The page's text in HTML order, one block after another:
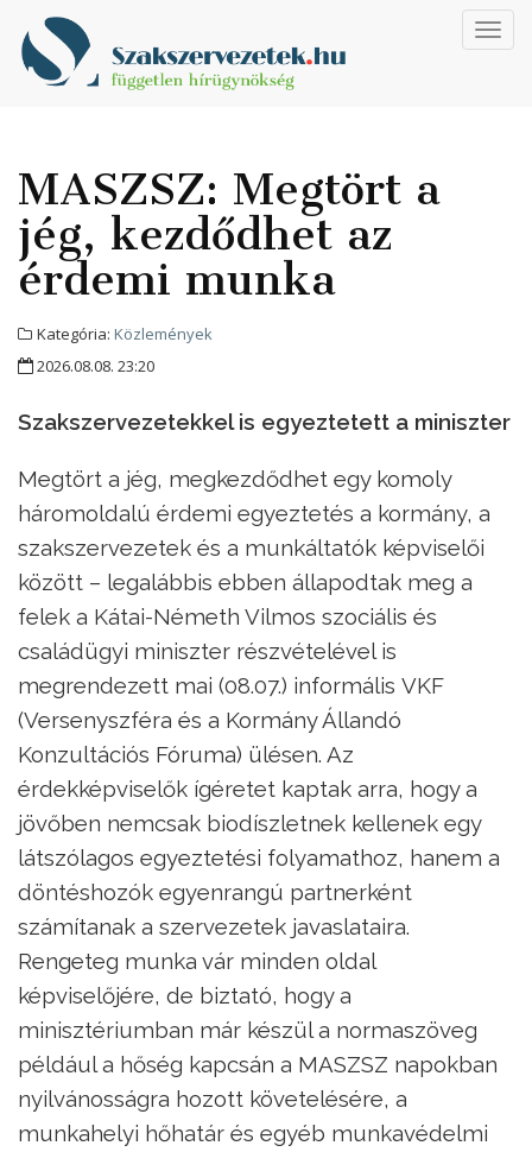
MASZSZ: Megtört a
jég, kezdődhet az
érdemi munka
Kategória: Közlemények
2026.08.08. 23:20
Szakszervezetekkel is egyeztetett a miniszter
Megtört a jég, megkezdődhet egy komoly
háromoldalú érdemi egyeztetés a kormány, a
szakszervezetek és a munkáltatók képviselői
között – legalábbis ebben állapodtak meg a
felek a Kátai-Németh Vilmos szociális és
családügyi miniszter részvételével is
megrendezett mai (08.07.) informális VKF
(Versenyszféra és a Kormány Állandó
Konzultációs Fóruma) ülésen. Az
érdekképviselők ígéretet kaptak arra, hogy a
jövőben nemcsak biodíszletnek kellenek egy
látszólagos egyeztetési folyamathoz, hanem a
döntéshozók egyenrangú partnerként
számítanak a szervezetek javaslataira.
Rengeteg munka vár minden oldal
képviselőjére, de biztató, hogy a
minisztériumban már készül a normaszöveg
például a hőség kapcsán a MASZSZ napokban
nyilvánosságra hozott követelésére, a
munkahelyi hőhatár és egyéb munkavédelmi